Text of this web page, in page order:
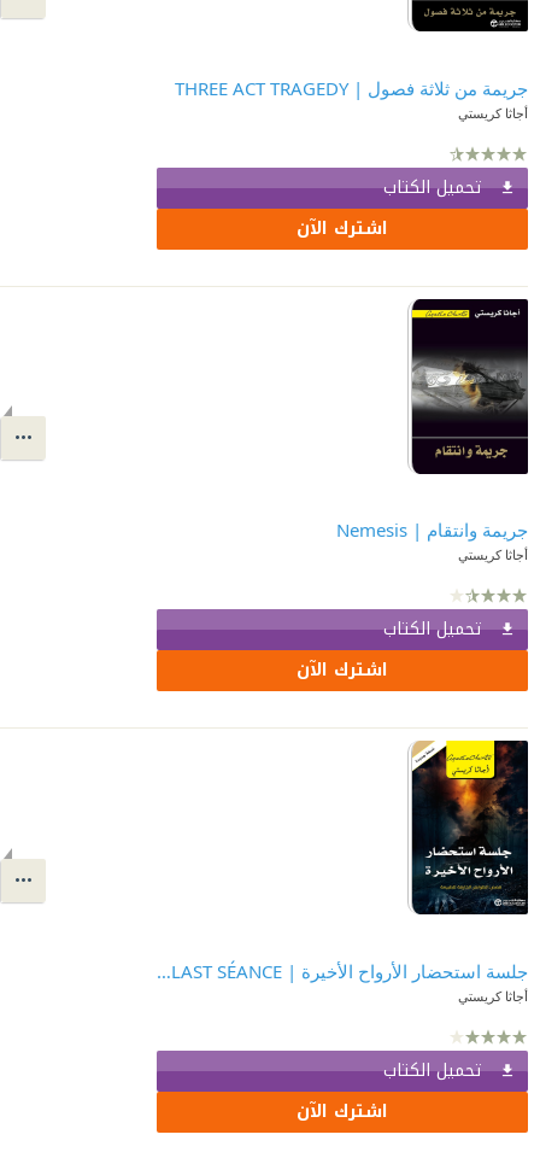
جريمة من ثلاثة فصول | THREE ACT TRAGEDY
أجاثا كريستي
تحميل الكتاب
اشترك الآن
جريمة وانتقام | Nemesis
أجاثا كريستي
تحميل الكتاب
اشترك الآن
جلسة استحضار الأرواح الأخيرة | THE LAST SÉANCE
أجاثا كريستي
تحميل الكتاب
اشترك الآن